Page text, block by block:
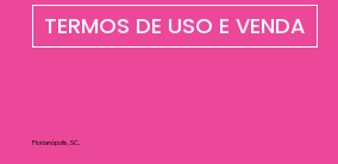
TERMOS DE USO E VENDA
Florianópolis, SC.